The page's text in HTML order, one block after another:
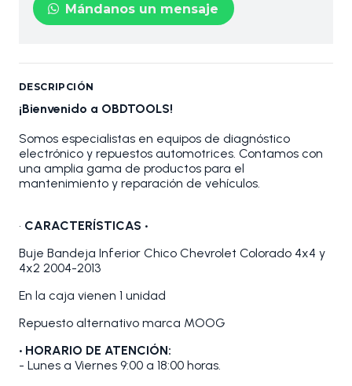
Mándanos un mensaje
DESCRIPCIÓN
¡Bienvenido a OBDTOOLS!
Somos especialistas en equipos de diagnóstico
electrónico y repuestos automotrices. Contamos con
una amplia gama de productos para el
mantenimiento y reparación de vehículos.
• CARACTERÍSTICAS •
Buje Bandeja Inferior Chico Chevrolet Colorado 4x4 y
4x2 2004-2013
En la caja vienen 1 unidad
Repuesto alternativo marca MOOG
• HORARIO DE ATENCIÓN:
- Lunes a Viernes 9:00 a 18:00 horas.